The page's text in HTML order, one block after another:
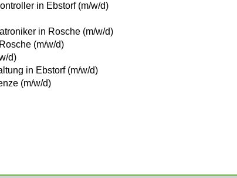
in Ebstorf (m/w/d)
in Rosche (m/w/d)
(m/w/d)
d)
in Ebstorf (m/w/d)
(m/w/d)